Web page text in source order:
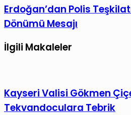
Çağrı
Bey
Gemisi
ile
Derin
Başlıyor
Erdoğan’dan
Polis
Kuruluş
Erdoğan’dan Polis
Dönümü Mesajı
İlgili Makaleler
Kayseri Valisi Gökmen
Tekvandoculara Tebrik